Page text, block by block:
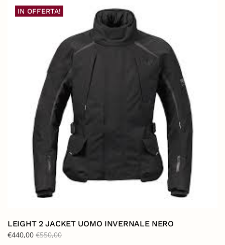
IN OFFERTA!
LEIGHT 2 JACKET UOMO INVERNALE NERO
€440,00 €550,00